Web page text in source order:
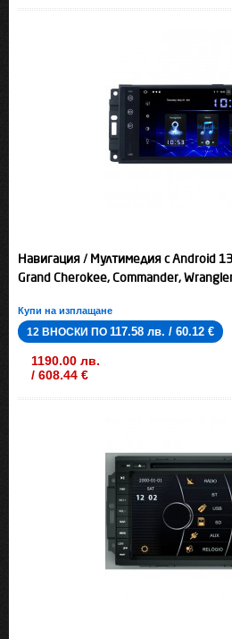
Навигация / Мултимедия с Android
Grand Cherokee, Commander,
Купи на изплащане
12 ВНОСКИ ПО 117.58 лв. / 60.12 €
1190.00 лв.
/ 608.44 €